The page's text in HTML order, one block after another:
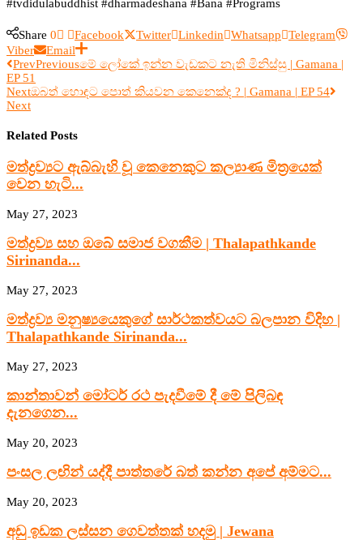
#tvdidulabuddhist #dharmadeshana #Bana #Programs
Share 0 Facebook Twitter Linkedin Whatsapp
Telegram
Viber
Email
PrevPreviousමේ ලෝකේ ඉන්න වැඩකට නැති මිනිස්සු | Gamana |
EP 51
Nextඔබත් හොඳට පොත් කියවන කෙනෙක්ද ? | Gamana | EP 54
Next
Related Posts
මත්ද්‍රව්‍යට ඇබ්බැහි වූ කෙනෙකුට කල්‍යාණ මිත්‍රයෙක්
වෙන හැටි...
May 27, 2023
මත්ද්‍රව්‍ය සහ ඔබේ සමාජ වගකීම | Thalapathkande
Sirinanda...
May 27, 2023
මත්ද්‍රව්‍ය මනුෂ්‍යයෙකුගේ සාර්ථකත්වයට බලපාන විදිහ |
Thalapathkande Sirinanda...
May 27, 2023
කාන්තාවන් මෝටර් රථ පැදවීමේ දී මේ පිලිබඳ
දැනගෙන...
May 20, 2023
පංසල ලඟින් යද්දී පාත්තරේ බත් කන්න අපේ අම්මට...
May 20, 2023
අඩු ඉඩක ලස්සන ගෙවත්තක් හදමු | Jewana